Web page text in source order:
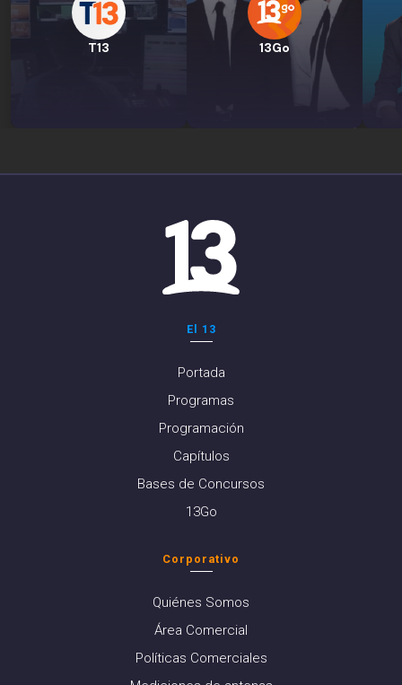
T13 13Go
El 13
Portada
Programas
Programación
Capítulos
Bases de Concursos
13Go
Corporativo
Quiénes Somos
Área Comercial
Políticas Comerciales